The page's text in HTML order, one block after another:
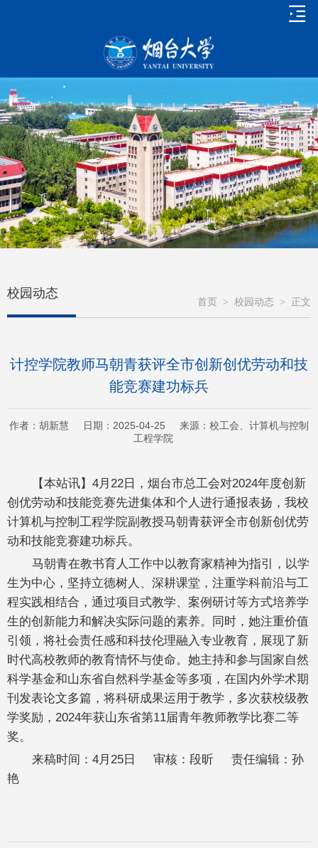
校园动态
首页 > 校园动态 > 正文
计控学院教师马朝青获评全市创新创优劳动和技
能竞赛建功标兵
作者：胡新慧 日期：2025-04-25 来源：校工会、计算机与控制
工程学院
【本站讯】4月22日，烟台市总工会对2024年度创新
创优劳动和技能竞赛先进集体和个人进行通报表扬，我校
计算机与控制工程学院副教授马朝青获评全市创新创优劳
动和技能竞赛建功标兵。
马朝青在教书育人工作中以教育家精神为指引，以学
生为中心，坚持立德树人、深耕课堂，注重学科前沿与工
程实践相结合，通过项目式教学、案例研讨等方式培养学
生的创新能力和解决实际问题的素养。同时，她注重价值
引领，将社会责任感和科技伦理融入专业教育，展现了新
时代高校教师的教育情怀与使命。她主持和参与国家自然
科学基金和山东省自然科学基金等多项，在国内外学术期
刊发表论文多篇，将科研成果运用于教学，多次获校级教
学奖励，2024年获山东省第11届青年教师教学比赛二等
奖。
来稿时间：4月25日 审核：段昕 责任编辑：孙
艳